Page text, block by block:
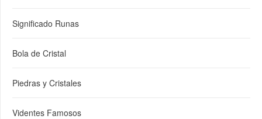
Significado Runas
Bola de Cristal
Piedras y Cristales
Videntes Famosos